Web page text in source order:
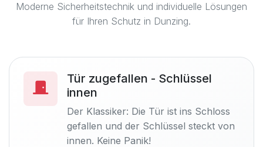
Moderne Sicherheitstechnik und individuelle Lösungen
für Ihren Schutz in Dunzing.
Tür zugefallen - Schlüssel
innen
Der Klassiker: Die Tür ist ins Schloss
gefallen und der Schlüssel steckt von
innen. Keine Panik!